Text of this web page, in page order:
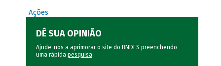
Ações
DÊ SUA OPINIÃO
Ajude-nos a aprimorar o site do BNDES preenchendo
uma rápida pesquisa.